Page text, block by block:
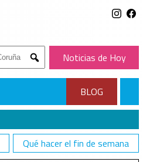
Submit
Noticias de Hoy
BLOG
Qué hacer el fin de semana